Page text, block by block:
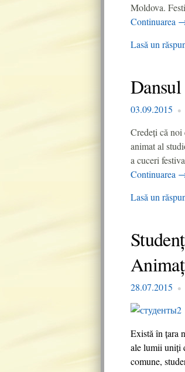
Moldova.
Continuarea
Lasă un
03.09.2015
Credeţi că
animat al
a cuceri
Continuarea
Lasă un
28.07.2015
Există în țara
ale lumii uniți
comune,